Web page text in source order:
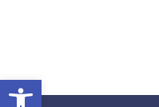
Otwórz